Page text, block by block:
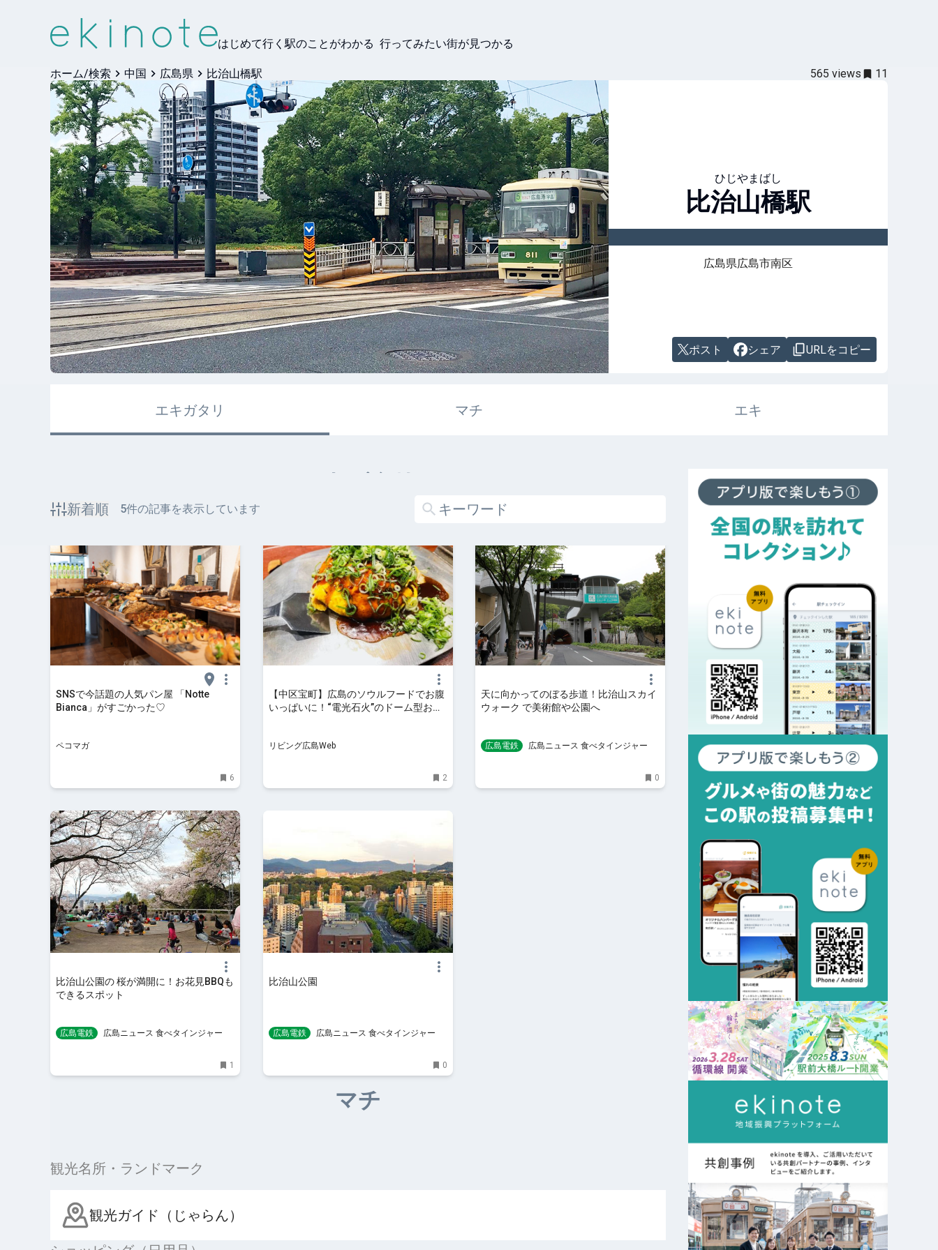
はじめて行く駅のことがわかる 行ってみたい街が見つかる
ホーム/検索 中国 広島県 比治山橋駅 565 views 11
ひじやまばし
比治山橋駅
広島県広島市南区
ポスト シェア URLをコピー
エキガタリ マチ エキ
エキガタリ
新着順 5件の記事を表示しています
SNSで今話題の人気パン屋 「Notte
Bianca」がすごかった♡
ペコマガ
6
【中区宝町】広島のソウルフードでお腹
いっぱいに！“電光石火”のドーム型お好
リビング広島Web
2
天に向かってのぼる歩道！比治山スカイ
ウォーク で美術館や公園へ
広島電鉄 広島ニュース 食べタインジャー
0
比治山公園の 桜が満開に！お花見BBQも
できるスポット
広島電鉄 広島ニュース 食べタインジャー
1
比治山公園
広島電鉄 広島ニュース 食べタインジャー
0
マチ
観光名所・ランドマーク
観光ガイド（じゃらん）